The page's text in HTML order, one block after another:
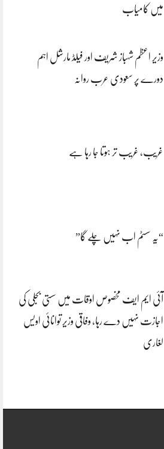
میں کامیاب
وزیر اعظم شہباز شریف اور فیلڈ مارشل اہم
دورے پر سعودی عرب روانہ
غریب، غریب تر ہوتا جا رہا ہے
“یہ سسٹم اب نہیں چلے گا”
آئی ایم ایف مخصوص اوقات میں سستی بجلی کی
اجازت نہیں دے رہا، وفاقی وزیر توانائی اویس
لغاری